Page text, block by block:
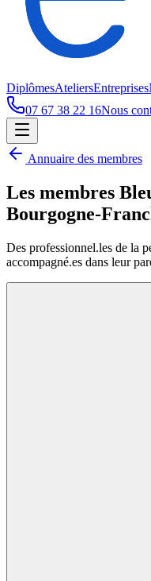
DiplômesAteliersEntreprises
07 67 38 22 16Nous
Annuaire des membres
Les membres
Bourgogne-
Des professionnel.les de la
accompagné.es dans leur